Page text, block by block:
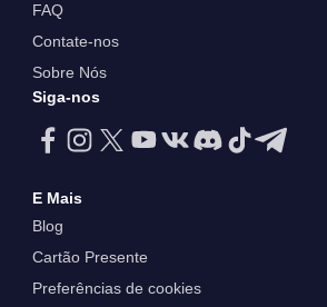
FAQ
Contate-nos
Sobre Nós
Siga-nos
E Mais
Blog
Cartão Presente
Preferências de cookies